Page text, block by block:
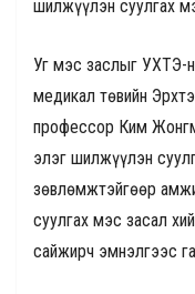
шилжүүлэн суулгах
Уг мэс заслыг УХТЭ-
медикал төвийн
профессор Ким
элэг шилжүүлэн
зөвлөмжтэйгөөр
суулгах мэс засал
сайжирч эмнэлгээс